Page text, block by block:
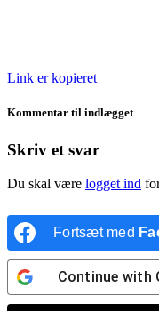
Link er kopieret
Kommentar til indlægget
Skriv et svar
Du skal være logget ind
Fortsæt med
Continue with